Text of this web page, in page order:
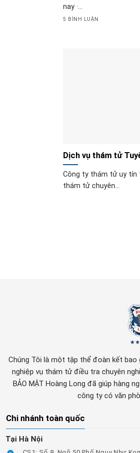
nay ·...
5 BÌNH LUẬN
Dịch vụ thám tử
điều tra 24/24
Công ty thám tử uy tín
thám tử chuyên...
Chúng Tôi là một tập thể đoàn kết bao
nghiệp vụ thám tử điều tra chuyên
BẢO MẬT Hoàng Long đã giúp hàng
công ty có văn
Chi nhánh toàn quốc
Tại Hà Nội